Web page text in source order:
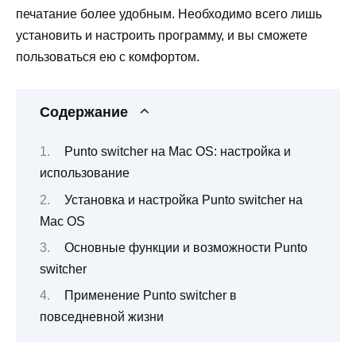
печатание более удобным. Необходимо всего лишь
установить и настроить программу, и вы сможете
пользоваться ею с комфортом.
Содержание
Punto switcher на Mac OS: настройка и
использование
Установка и настройка Punto switcher на
Mac OS
Основные функции и возможности Punto
switcher
Применение Punto switcher в
повседневной жизни